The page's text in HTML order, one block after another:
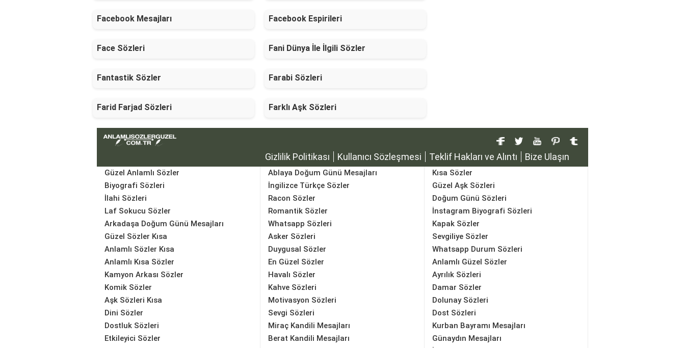
Facebook Mesajları Facebook Espirileri
Face Sözleri Fani Dünya İle İlgili Sözler
Fantastik Sözler Farabi Sözleri
Farid Farjad Sözleri Farklı Aşk Sözleri
Gizlilik Politikası Kullanıcı Sözleşmesi Teklif Hakları ve Alıntı Bize Ulaşın
Güzel Anlamlı Sözler
Biyografi Sözleri
İlahi Sözleri
Laf Sokucu Sözler
Arkadaşa Doğum Günü Mesajları
Güzel Sözler Kısa
Ablaya Doğum Günü Mesajları
İngilizce Türkçe Sözler
Racon Sözler
Romantik Sözler
Whatsapp Sözleri
Asker Sözleri
Kısa Sözler
Güzel Aşk Sözleri
Doğum Günü Sözleri
İnstagram Biyografi Sözleri
Kapak Sözler
Sevgiliye Sözler
Anlamlı Sözler Kısa
Anlamlı Kısa Sözler
Kamyon Arkası Sözler
Komik Sözler
Aşk Sözleri Kısa
Dini Sözler
Duygusal Sözler
En Güzel Sözler
Havalı Sözler
Kahve Sözleri
Motivasyon Sözleri
Sevgi Sözleri
Whatsapp Durum Sözleri
Anlamlı Güzel Sözler
Ayrılık Sözleri
Damar Sözler
Dolunay Sözleri
Dost Sözleri
Dostluk Sözleri
Etkileyici Sözler
Miraç Kandili Mesajları
Berat Kandili Mesajları
Kurban Bayramı Mesajları
Günaydın Mesajları